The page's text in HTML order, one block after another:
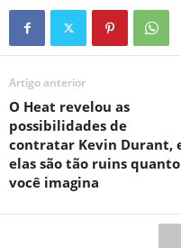
Artigo anterior
O Heat revelou as
possibilidades de
contratar Kevin Durant,
elas são tão ruins quanto
você imagina